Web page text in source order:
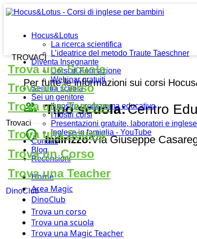
Hocus&Lotus
La ricerca scientifica
L’ideatrice del metodo Traute Taeschner
Diventa Insegnante
Corsi di Formazione
Webinar gratuiti
Sei una scuola
Sei un genitore
Il nostro programma educativo
I nostri corsi
Presentazioni gratuite, laboratori e
Inglese in famiglia - YouTube
Contatti
Blog
Recensioni
Home
Area Magic
DinoClub
Trova un corso
Trova una scuola
Trova una Magic Teacher
TROVACI
Trova una Scuola
Trova un Corso
Trova una Teacher
Trovaci
Trova una Scuola
Trova un Corso
Trova una Teacher
DinoClub
Per tutte le informazioni sui corsi
people_outline Tipo scuola:Centro
place Indirizzo:Via Giuseppe